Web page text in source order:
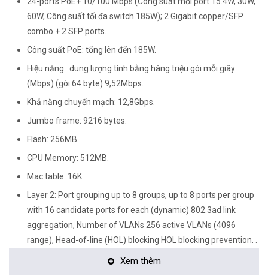
60W, Công suất tối đa switch 185W); 2 Gigabit copper/SFP
combo + 2 SFP ports.
Công suất PoE: tổng lên đến 185W.
Hiệu năng: dung lượng tính bằng hàng triệu gói mỗi giây
(Mbps) (gói 64 byte) 9,52Mbps.
Khả năng chuyển mạch: 12,8Gbps.
Jumbo frame: 9216 bytes.
Flash: 256MB.
CPU Memory: 512MB.
Mac table: 16K.
Layer 2: Port grouping up to 8 groups, up to 8 ports per group
with 16 candidate ports for each (dynamic) 802.3ad link
aggregation, Number of VLANs 256 active VLANs (4096
range), Head-of-line (HOL) blocking HOL blocking prevention. .
Layer 3: IPv4 routing Wirespeed routing of IPv4 packets up to
1K static routes and up to 128 IP interfaces, Classless
Xem thêm